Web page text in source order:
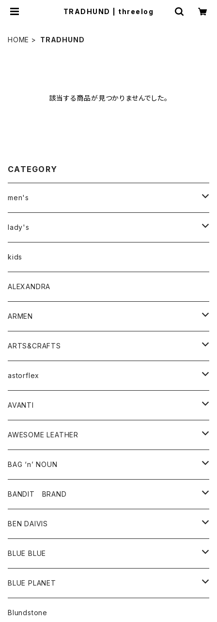
TRADHUND | threelog
HOME TRADHUND
該当する商品が見つかりませんでした。
CATEGORY
men's
アウター
トップス
Tシャツ
シャツ
ボトムス
lady's
アウター
トップス
Tシャツ・カットソー
シャツ・ブラウス
ボトムス
パンツ
スカート
ワンピース・オールインワン
バッグ
シューズ
アクセサリー
その他雑貨
kids
ALEXANDRA
ARMEN
アウター
コート
ジャケット
トップス
ベスト
シャツ
ワンピース
ボトム
スカート
パンツ
グッズ
靴
ARTS&CRAFTS
アクセサリー
ウォレット
バッグ
astorflex
グッズ
靴
AVANTI
シャツ
AWESOME LEATHER
アウター
革ジャケット
BAG ‘n’ NOUN
アクセサリー
バッグ
ポーチ
BANDIT BRAND
トップス
Ｔシャツ
BEN DAIVIS
ポトム
パンツ
BLUE BLUE
アウター
カーディガン
アクセサリー
BLUE PLANET
サングラス
Blundstone